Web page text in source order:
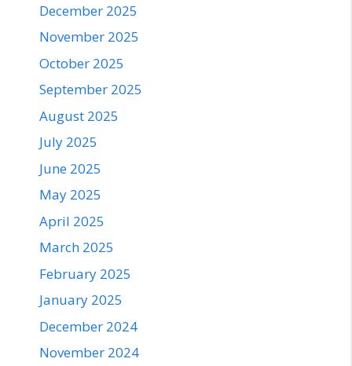
December 2025
November 2025
October 2025
September 2025
August 2025
July 2025
June 2025
May 2025
April 2025
March 2025
February 2025
January 2025
December 2024
November 2024